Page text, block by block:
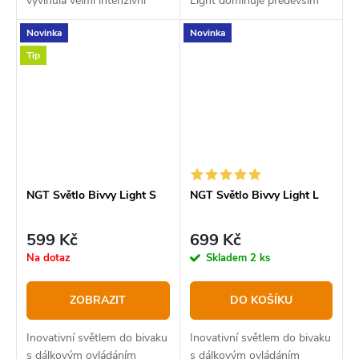
světlo s vysokým výkonem
powerbanky a zároveň
možností solárního napájení.
bezkonkurenční cenou a
vysokou kvalitou.
Novinka
Tip
NGT Světlo Bivvy Light S
599 Kč
Na dotaz
ZOBRAZIT
Inovativní světlem do bivaku
s dálkovým ovládáním
Novinka
NGT Světlo Bivvy Light L
699 Kč
Skladem 2 ks
DO KOŠÍKU
Inovativní světlem do bivaku
s dálkovým ovládáním